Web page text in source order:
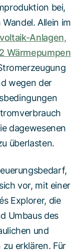
bei,
Allein im
Anlagen,
Wärmepumpen
wegen der
dagewesenen
überlasten.
vor, mit einer
Explorer, die
Umbaus des
und
erklären. Für